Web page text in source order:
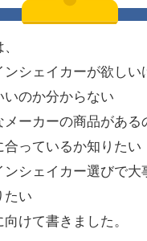
ンシェイカーが欲しい
いのか分からない
メーカーの商品がある
合っているか知りたい
ンシェイカー選びで大
たい
けて書きました。